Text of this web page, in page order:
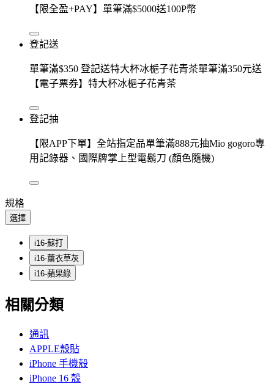
【限全盈+PAY】單筆滿$5000送100P幣
登記送
單筆滿$350 登記送特大杯冰梔子花青茶單筆滿350元送
【電子票券】特大杯冰梔子花青茶
登記抽
【限APP下單】全站指定品單筆滿888元抽Mio gogoro專
用記錄器、國際牌掌上型電鬍刀 (顏色隨機)
規格
選擇
i16-蘇打
i16-薰衣草灰
i16-蘋果綠
相關分類
通訊
APPLE殼貼
iPhone 手機殼
iPhone 16 殼